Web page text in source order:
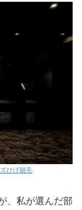
ひげ脱毛
、私が選んだ部